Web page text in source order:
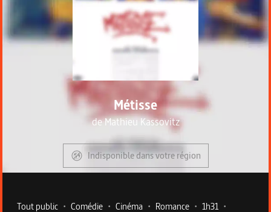
Métisse
deMathieu Kassovitz
Indisponible dans votre région
Metadata du programme
Tout public • Comédie • Cinéma • Romance • 1h31 •